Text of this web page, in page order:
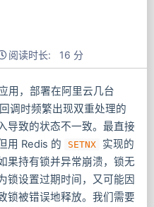
阅读时长: 16 分
用，部署在阿里云几台
调时频繁出现双重处理的
导致的状态不一致。最直接
用 Redis 的
SETNX
实现的
持有锁并异常崩溃，锁无
锁设置过期时间，又可能因
锁被错误地释放。我们需要